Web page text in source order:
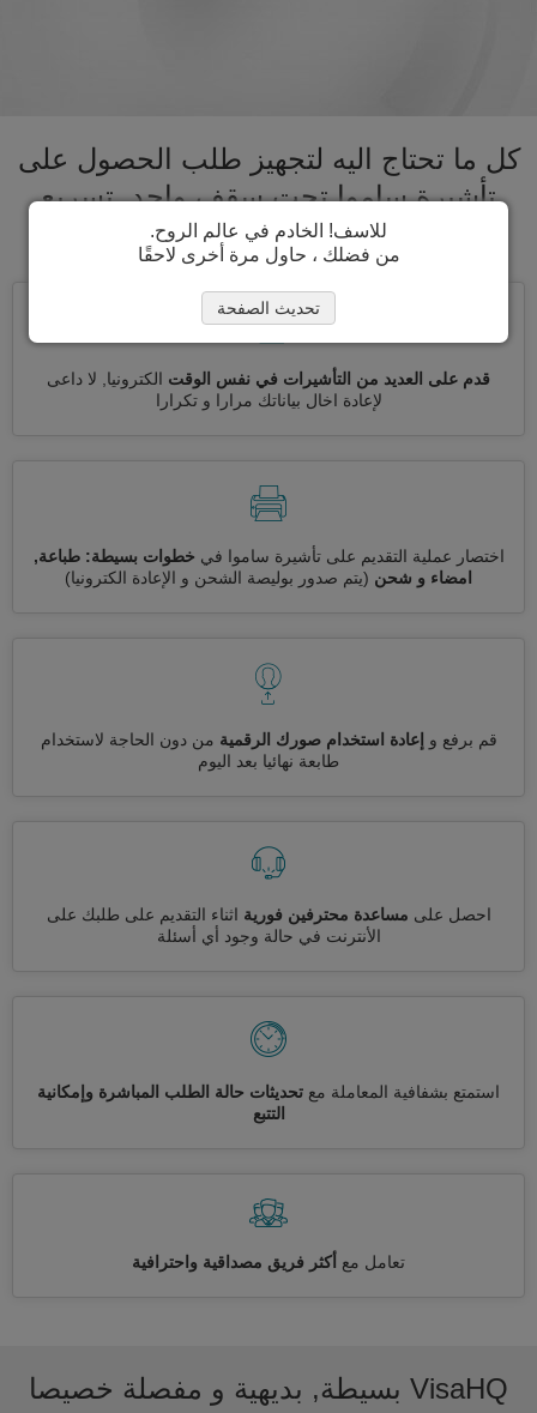
كل ما تحتاج اليه لتجهيز طلب الحصول على
تأشيرة ساموا تحت سقف واحد. تسريع
عملية الحصول على تأشيرة ساموا
قدم على العديد من التأشيرات في نفس الوقت الكترونيا, لا داعى
لإعادة اخال بياناتك مرارا و تكرارا
اختصار عملية التقديم على تأشيرة ساموا في خطوات بسيطة: طباعة,
امضاء و شحن (يتم صدور بوليصة الشحن و الإعادة الكترونيا)
قم برفع و إعادة استخدام صورك الرقمية من دون الحاجة لاستخدام
طابعة نهائيا بعد اليوم
احصل على مساعدة محترفين فورية اثناء التقديم على طلبك على
الأنترنت في حالة وجود أي أسئلة
استمتع بشفافية المعاملة مع تحديثات حالة الطلب المباشرة وإمكانية
التتبع
تعامل مع أكثر فريق مصداقية واحترافية
VisaHQ بسيطة, بديهية و مفصلة خصيصا
للاسف! الخادم في عالم الروح.
من فضلك ، حاول مرة أخرى لاحقًا
تحديث الصفحة